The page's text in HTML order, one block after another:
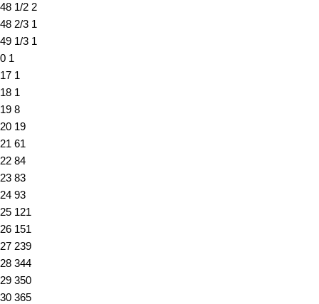
48 1/2 2
48 2/3 1
49 1/3 1
0 1
17 1
18 1
19 8
20 19
21 61
22 84
23 83
24 93
25 121
26 151
27 239
28 344
29 350
30 365